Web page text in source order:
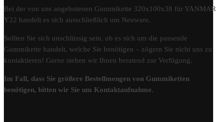
Bei der von uns angebotenen Gummikette 320x100x38 für YANMAR
Y22 handelt es sich ausschließlich um Neuware.
Sollten Sie sich unschlüssig sein, ob es sich um die passende
Gummikette handelt, welche Sie benötigen – zögern Sie nicht uns zu
kontaktieren! Gerne stehen wir Ihnen beratend zur Verfügung.
Im Fall, dass Sie größere Bestellmengen von Gummiketten
benötigen, bitten wir Sie um Kontaktaufnahme.